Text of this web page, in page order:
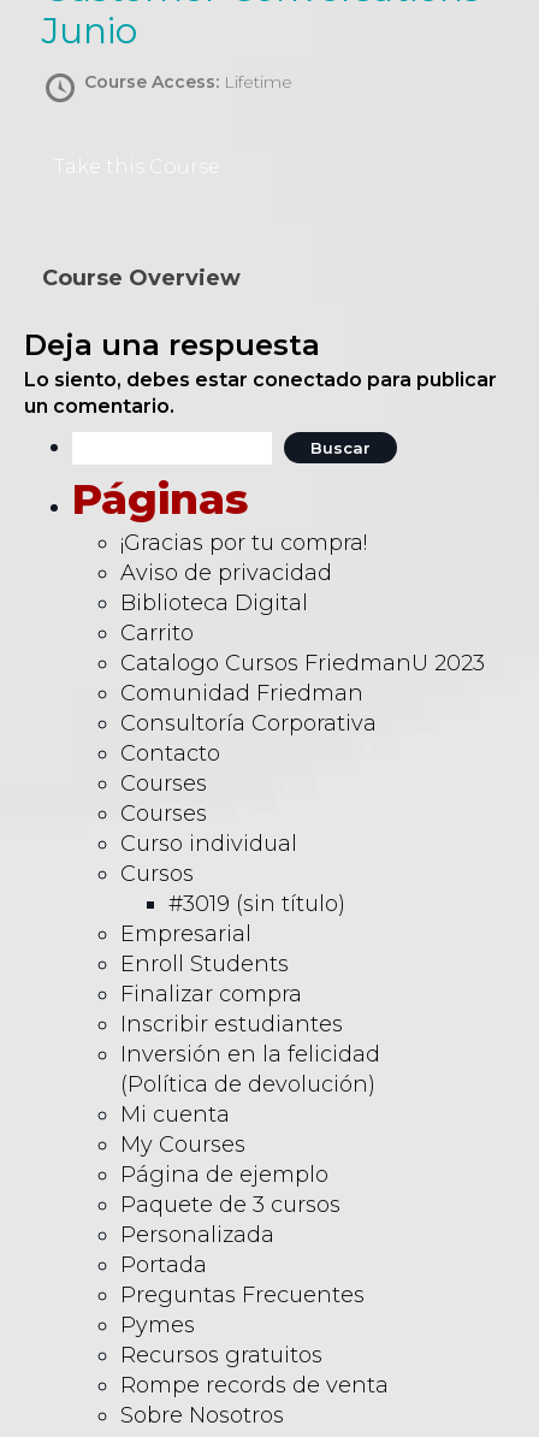
Junio
Course Access: Lifetime
Take this Course
Course Overview
Deja una respuesta
Lo siento, debes estar conectado para publicar
un comentario.
Páginas
¡Gracias por tu compra!
Aviso de privacidad
Biblioteca Digital
Carrito
Catalogo Cursos FriedmanU 2023
Comunidad Friedman
Consultoría Corporativa
Contacto
Courses
Courses
Curso individual
Cursos
#3019 (sin título)
Empresarial
Enroll Students
Finalizar compra
Inscribir estudiantes
Inversión en la felicidad
(Política de devolución)
Mi cuenta
My Courses
Página de ejemplo
Paquete de 3 cursos
Personalizada
Portada
Preguntas Frecuentes
Pymes
Recursos gratuitos
Rompe records de venta
Sobre Nosotros